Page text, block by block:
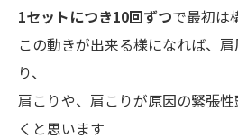
1セットにつき10回ずつで最初は
この動きが出来る様になれば、
り、
肩こりや、肩こりが原因の緊張
くと思います